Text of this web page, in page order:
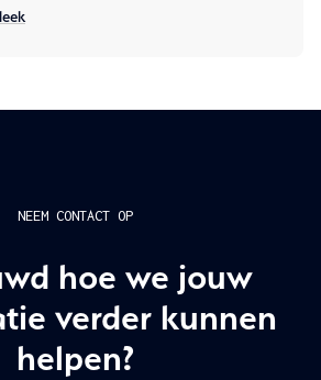
NEEM CONTACT OP
hoe we jouw
verder kunnen
helpen?